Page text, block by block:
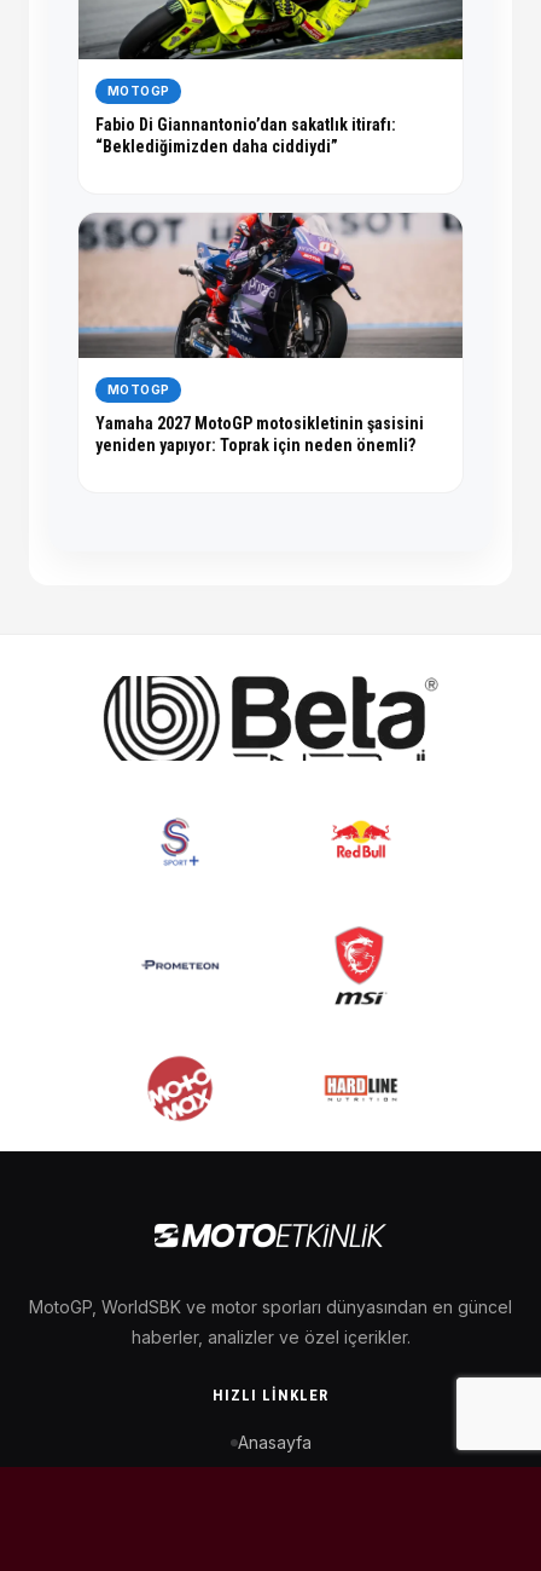
MOTOGP
Fabio Di Giannantonio’dan sakatlık itirafı:
“Beklediğimizden daha ciddiydi”
MOTOGP
Yamaha 2027 MotoGP motosikletinin şasisini
yeniden yapıyor: Toprak için neden önemli?
MotoGP, WorldSBK ve motor sporları dünyasından en güncel
haberler, analizler ve özel içerikler.
HIZLI LINKLER
Anasayfa